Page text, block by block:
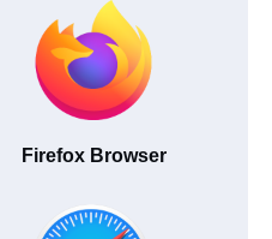
Firefox Browser